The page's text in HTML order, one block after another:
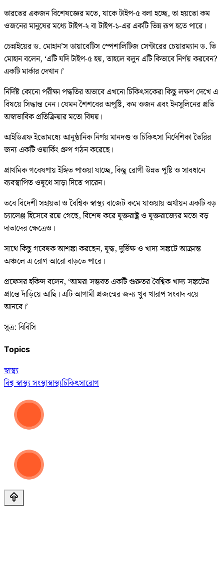
ভারতের একজন বিশেষজ্ঞের মতে, যাকে টাইপ-৫ বলা হচ্ছে, তা হয়তো কম
ওজনের মানুষের মধ্যে টাইপ-২ বা টাইপ-১-এর একটি ভিন্ন রূপ হতে পারে।
চেন্নাইয়ের ড. মোহান’স ডায়াবেটিস স্পেশালিটিজ সেন্টারের চেয়ারম্যান ড. ভি
মোহান বলেন, ‘এটি যদি টাইপ-৫ হয়, তাহলে বলুন এটি কিভাবে নির্ণয় করবেন?
একটি মার্কার দেখান।’
নির্দিষ্ট কোনো পরীক্ষা পদ্ধতির অভাবে এখনো চিকিৎসকেরা কিছু লক্ষণ দেখে এ
বিষয়ে সিদ্ধান্ত নেন। যেমন শৈশবের অপুষ্টি, কম ওজন এবং ইনসুলিনের প্রতি
অস্বাভাবিক প্রতিক্রিয়ার মতো বিষয়।
আইডিএফ ইতোমধ্যে আনুষ্ঠানিক নির্ণয় মানদণ্ড ও চিকিৎসা নির্দেশিকা তৈরির
জন্য একটি ওয়ার্কিং গ্রুপ গঠন করেছে।
প্রাথমিক গবেষণায় ইঙ্গিত পাওয়া যাচ্ছে, কিছু রোগী উন্নত পুষ্টি ও সাবধানে
ব্যবস্থাপিত ওষুধে সাড়া দিতে পারেন।
তবে বিদেশী সহায়তা ও বৈশ্বিক স্বাস্থ্য বাজেট কমে যাওয়ায় অর্থায়ন একটি বড়
চ্যালেঞ্জ হিসেবে রয়ে গেছে, বিশেষ করে যুক্তরাষ্ট্র ও যুক্তরাজ্যের মতো বড়
দাতাদের ক্ষেত্রেও।
সাথে কিছু গবেষক আশঙ্কা করছেন, যুদ্ধ, দুর্ভিক্ষ ও খাদ্য সঙ্কটে আক্রান্ত
অঞ্চলে এ রোগ আরো বাড়তে পারে।
প্রফেসর হকিন্স বলেন, ‘আমরা সম্ভবত একটি গুরুতর বৈশ্বিক খাদ্য সঙ্কটের
প্রান্তে দাঁড়িয়ে আছি। এটি আগামী প্রজন্মের জন্য খুব খারাপ সংবাদ বয়ে
আনবে।’
সূত্র: বিবিসি
Topics
স্বাস্থ্য
বিশ্ব স্বাস্থ্য সংস্থাস্বাস্থ্যচিকিৎসারোগ